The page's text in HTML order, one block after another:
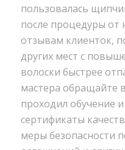
пользовалась
после процедуры от
отзывам клиенток,
других мест с
волоски быстрее
мастера обращайте
проходил обучение и
сертификаты
меры безопасности